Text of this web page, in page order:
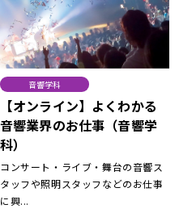
音響学科
【オンライン】よくわかる
音響業界のお仕事（音響学
科）
コンサート・ライブ・舞台の音響ス
タッフや照明スタッフなどのお仕事
に興...